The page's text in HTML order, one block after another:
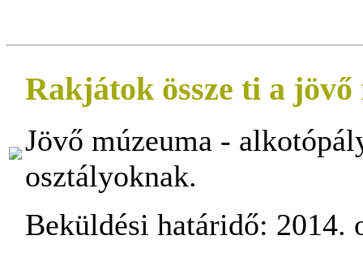
Rakjátok össze ti a
Jövő múzeuma -
osztályoknak.
Beküldési határidő: 2014.